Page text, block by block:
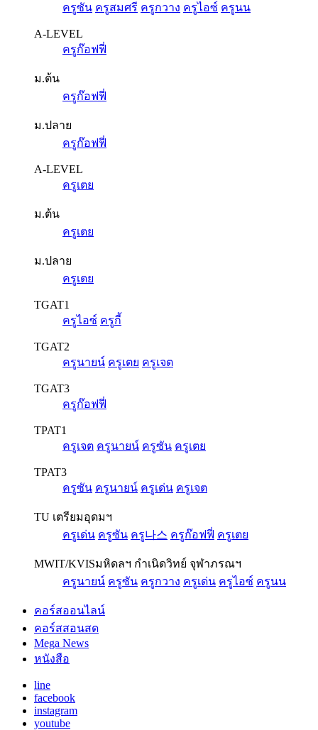
ครูซัน ครูสมศรี ครูกวาง ครูไอซ์ ครูนน
A-LEVEL
ครูก๊อฟฟี่
ม.ต้น
ครูก๊อฟฟี่
ม.ปลาย
ครูก๊อฟฟี่
A-LEVEL
ครูเตย
ม.ต้น
ครูเตย
ม.ปลาย
ครูเตย
TGAT1
ครูไอซ์ ครูกี้
TGAT2
ครูนายน์ ครูเตย ครูเจต
TGAT3
ครูก๊อฟฟี่
TPAT1
ครูเจต ครูนายน์ ครูซัน ครูเตย
TPAT3
ครูซัน ครูนายน์ ครูเด่น ครูเจต
TU เตรียมอุดมฯ
ครูเด่น ครูซัน ครู나스 ครูก๊อฟฟี่ ครูเตย
MWIT/KVISมหิดลฯ กำเนิดวิทย์ จุฬาภรณฯ
ครูนายน์ ครูซัน ครูกวาง ครูเด่น ครูไอซ์ ครูนน
คอร์สออนไลน์
คอร์สสอนสด
Mega News
หนังสือ
line
facebook
instagram
youtube